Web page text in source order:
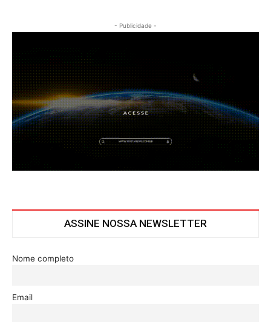
- Publicidade -
ASSINE NOSSA NEWSLETTER
Nome completo
Email